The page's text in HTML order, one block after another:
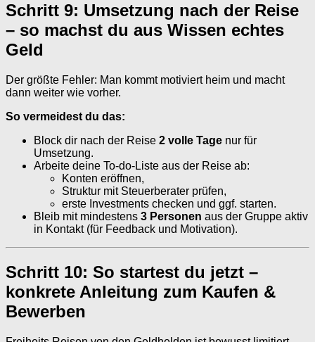
Schritt 9: Umsetzung nach der Reise
– so machst du aus Wissen echtes
Geld
Der größte Fehler: Man kommt motiviert heim und macht
dann weiter wie vorher.
So vermeidest du das:
Block dir nach der Reise 2 volle Tage nur für
Umsetzung.
Arbeite deine To-do-Liste aus der Reise ab:
Konten eröffnen,
Struktur mit Steuerberater prüfen,
erste Investments checken und ggf. starten.
Bleib mit mindestens 3 Personen aus der Gruppe aktiv
in Kontakt (für Feedback und Motivation).
Schritt 10: So startest du jetzt –
konkrete Anleitung zum Kaufen &
Bewerben